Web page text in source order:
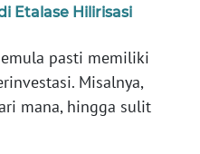
Etalase Hilirisasi
pasti memiliki
Misalnya,
mana, hingga sulit